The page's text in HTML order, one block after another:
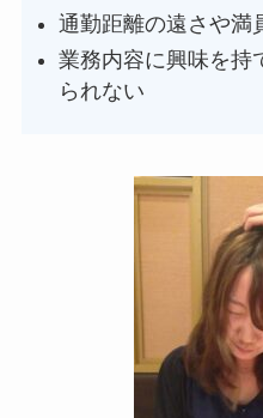
通勤距離の遠さや満
業務内容に興味を持
られない